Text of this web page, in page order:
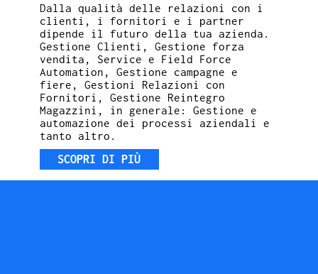
Dalla qualità delle relazioni con i
clienti, i fornitori e i partner
dipende il futuro della tua azienda.
Gestione Clienti, Gestione forza
vendita, Service e Field Force
Automation, Gestione campagne e
fiere, Gestioni Relazioni con
Fornitori, Gestione Reintegro
Magazzini, in generale: Gestione e
automazione dei processi aziendali e
tanto altro.
SCOPRI DI PIÙ